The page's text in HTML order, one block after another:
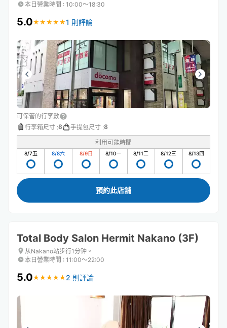
本日營業時間 : 10:00〜18:30
5.0★ ★ ★ ★ ★
★ ★ ★ ★ ★1 則評論
可保管的行李數
行李箱尺寸 :8 手提包尺寸 :8
利用可能時間
8/7五 8/8六 8/9日 8/10一 8/11二 8/12三 8/13四
預約此店舖
Total Body Salon Hermit Nakano (3F)
从Nakano站步行1分钟。
本日營業時間 : 11:00〜22:00
5.0★ ★ ★ ★ ★
★ ★ ★ ★ ★ 2 則評論